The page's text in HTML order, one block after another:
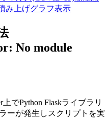
み上げグラフ表示
No module
上でPython Flaskライブラリ
ーが発生しスクリプトを実